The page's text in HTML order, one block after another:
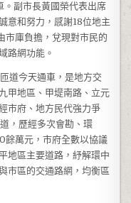
。副市長黃國榮代表出席
意和努力，感謝18位地主
市庫負擔，兌現對市民的
路網功能。
道今天通車，是地方交
甲地區、甲堤南路、立元
市府、地方民代強力爭
，歷經多次會勘、環
餘萬元，市府全數以協議
地區主要道路，紓解環中
市區的交通路網，均衡區